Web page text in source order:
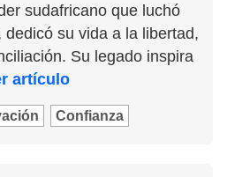
sudafricano que luchó
su vida a la libertad,
Su legado inspira
artículo
Confianza